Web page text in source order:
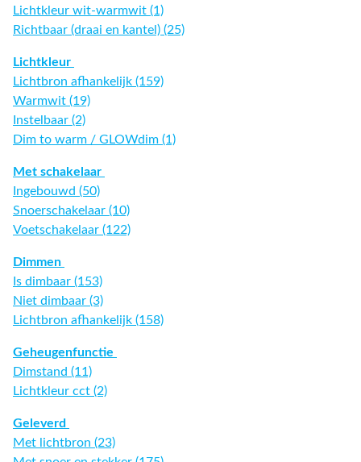
Lichtkleur wit-warmwit (1)
Richtbaar (draai en kantel) (25)
Lichtkleur
Lichtbron afhankelijk (159)
Warmwit (19)
Instelbaar (2)
Dim to warm / GLOWdim (1)
Met schakelaar
Ingebouwd (50)
Snoerschakelaar (10)
Voetschakelaar (122)
Dimmen
Is dimbaar (153)
Niet dimbaar (3)
Lichtbron afhankelijk (158)
Geheugenfunctie
Dimstand (11)
Lichtkleur cct (2)
Geleverd
Met lichtbron (23)